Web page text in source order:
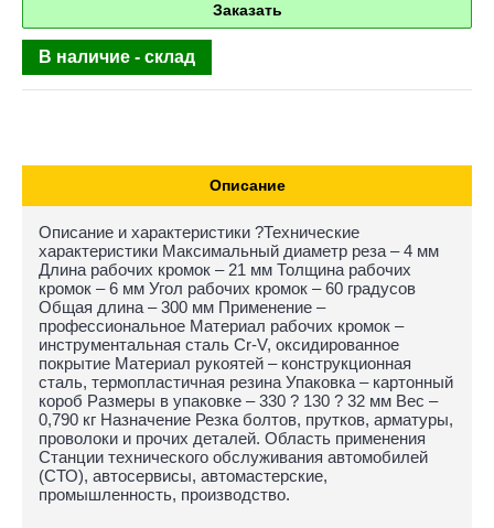
Заказать
В наличие - склад
Описание
Описание и характеристики ?Технические
характеристики Максимальный диаметр реза – 4 мм
Длина рабочих кромок – 21 мм Толщина рабочих
кромок – 6 мм Угол рабочих кромок – 60 градусов
Общая длина – 300 мм Применение –
профессиональное Материал рабочих кромок –
инструментальная сталь Cr-V, оксидированное
покрытие Материал рукоятей – конструкционная
сталь, термопластичная резина Упаковка – картонный
короб Размеры в упаковке – 330 ? 130 ? 32 мм Вес –
0,790 кг Назначение Резка болтов, прутков, арматуры,
проволоки и прочих деталей. Область применения
Станции технического обслуживания автомобилей
(СТО), автосервисы, автомастерские,
промышленность, производство.